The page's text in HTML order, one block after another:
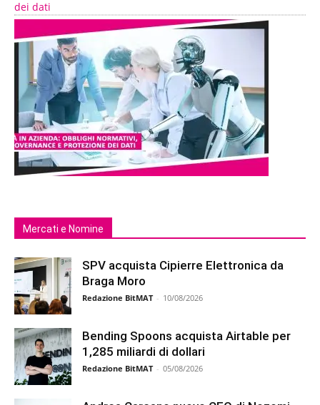
dei dati
Mercati e Nomine
SPV acquista Cipierre Elettronica da
Braga Moro
Redazione BitMAT - 10/08/2026
Bending Spoons acquista Airtable per
1,285 miliardi di dollari
Redazione BitMAT - 05/08/2026